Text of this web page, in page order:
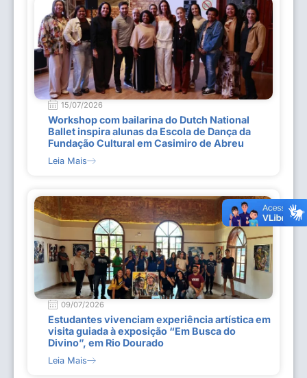
15/07/2026
Workshop com bailarina do Dutch National
Ballet inspira alunas da Escola de Dança da
Fundação Cultural em Casimiro de Abreu
Leia Mais
09/07/2026
Estudantes vivenciam experiência artística em
visita guiada à exposição “Em Busca do
Divino”, em Rio Dourado
Leia Mais